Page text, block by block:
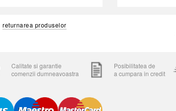
returnarea produselor
Calitate si garantie
comenzii dumneavoastra
Posibilitatea de
a cumpara in credit